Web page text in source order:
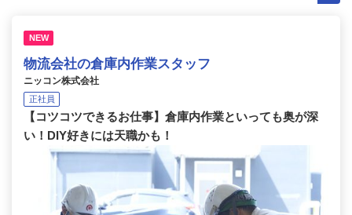
NEW
物流会社の倉庫内作業スタッフ
ニッコン株式会社
正社員
【コツコツできるお仕事】倉庫内作業といっても奥が深
い！DIY好きには天職かも！